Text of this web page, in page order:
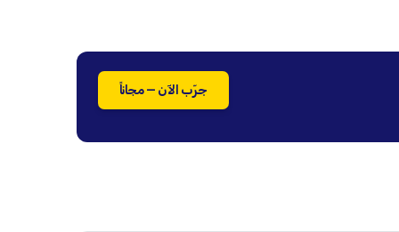
جرّب الآن — مجاناً